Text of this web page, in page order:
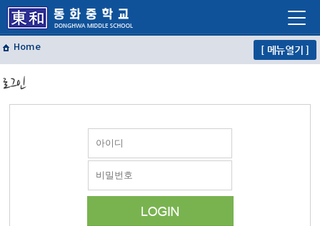
자유학년제
학교혁신
열린마당
Home [ 메뉴열기 ]
로그인